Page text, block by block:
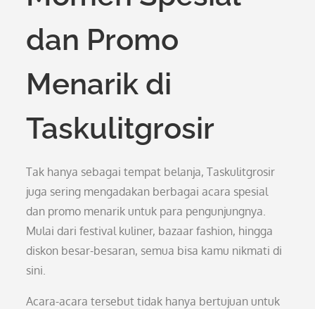
dan Promo
Menarik di
Taskulitgrosir
Tak hanya sebagai tempat belanja, Taskulitgrosir
juga sering mengadakan berbagai acara spesial
dan promo menarik untuk para pengunjungnya.
Mulai dari festival kuliner, bazaar fashion, hingga
diskon besar-besaran, semua bisa kamu nikmati di
sini.
Acara-acara tersebut tidak hanya bertujuan untuk